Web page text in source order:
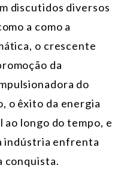
discutidos diversos
a como a
o crescente
da
do
o êxito da energia
ao longo do tempo, e
indústria enfrenta
conquista.